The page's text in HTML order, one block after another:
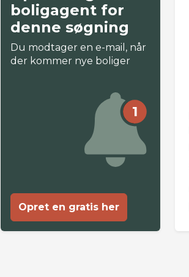
boligagent for
denne søgning
Du modtager en e-mail, når
der kommer nye boliger
1
Opret en gratis her